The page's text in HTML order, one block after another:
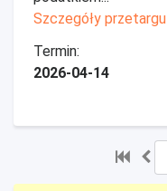
Szczegóły przetargu
Termin:
2026-04-14